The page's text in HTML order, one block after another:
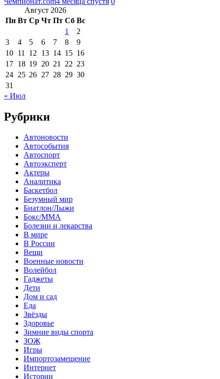
Август 2026
Пн Вт Ср Чт Пт Сб Вс
1
2
3
4 5 6 7 8
9
10 11 12 13 14 15 16
17 18 19 20 21 22 23
24 25 26 27 28 29 30
31
« Июл
Рубрики
Автоновости
Автособытия
Автоспорт
Автоэксперт
Актеры
Аналитика
Баскетбол
Безумный мир
Биатлон/Лыжи
Бокс/MMA
Болезни и лекарства
В мире
В России
Вещи
Военные новости
Волейбол
Гаджеты
Дети
Дом и сад
Еда
Звёзды
Здоровье
Зимние виды спорта
ЗОЖ
Игры
Импортозамещение
Интернет
Истории